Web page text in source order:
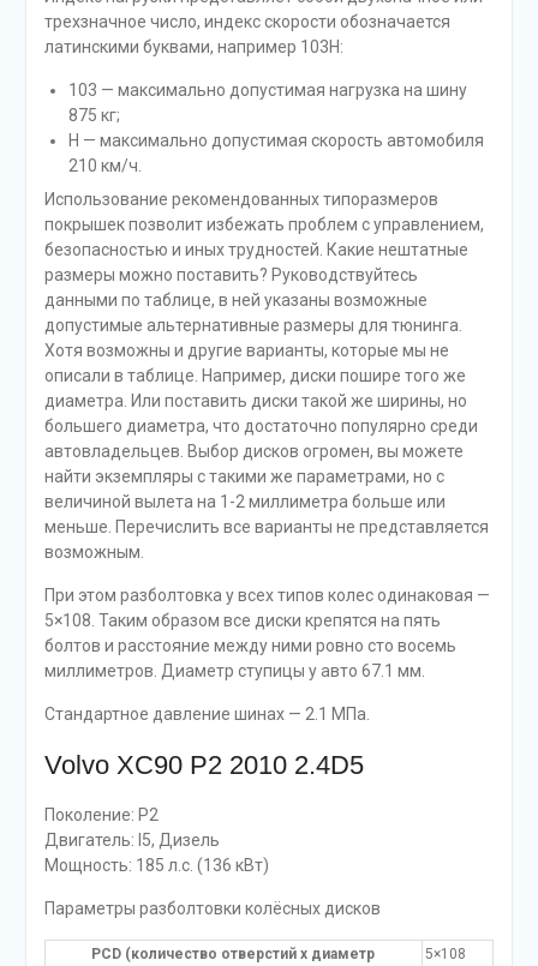
трехзначное число, индекс скорости обозначается
латинскими буквами, например 103H:
103 — максимально допустимая нагрузка на шину
875 кг;
H — максимально допустимая скорость автомобиля
210 км/ч.
Использование рекомендованных типоразмеров
покрышек позволит избежать проблем с управлением,
безопасностью и иных трудностей. Какие нештатные
размеры можно поставить? Руководствуйтесь
данными по таблице, в ней указаны возможные
допустимые альтернативные размеры для тюнинга.
Хотя возможны и другие варианты, которые мы не
описали в таблице. Например, диски пошире того же
диаметра. Или поставить диски такой же ширины, но
большего диаметра, что достаточно популярно среди
автовладельцев. Выбор дисков огромен, вы можете
найти экземпляры с такими же параметрами, но с
величиной вылета на 1-2 миллиметра больше или
меньше. Перечислить все варианты не представляется
возможным.
При этом разболтовка у всех типов колес одинаковая —
5×108. Таким образом все диски крепятся на пять
болтов и расстояние между ними ровно сто восемь
миллиметров. Диаметр ступицы у авто 67.1 мм.
Стандартное давление шинах — 2.1 МПа.
Volvo XC90 P2 2010 2.4D5
Поколение: P2
Двигатель: I5, Дизель
Мощность: 185 л.с. (136 кВт)
Параметры разболтовки колёсных дисков
PCD (количество отверстий x диаметр
5×108